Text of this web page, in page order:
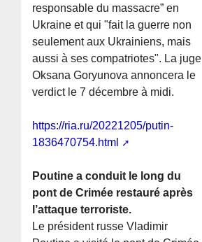
responsable du massacre” en
Ukraine et qui "fait la guerre non
seulement aux Ukrainiens, mais
aussi à ses compatriotes". La juge
Oksana Goryunova annoncera le
verdict le 7 décembre à midi.
https://ria.ru/20221205/putin-
1836470754.html
Poutine a conduit le long du
pont de Crimée restauré après
l’attaque terroriste.
Le président russe Vladimir